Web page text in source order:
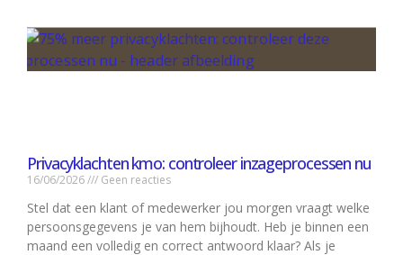
Privacyklachten kmo: controleer inzageprocessen nu
16/06/2026 Geen reacties
Stel dat een klant of medewerker jou morgen vraagt welke
persoonsgegevens je van hem bijhoudt. Heb je binnen een
maand een volledig en correct antwoord klaar? Als je